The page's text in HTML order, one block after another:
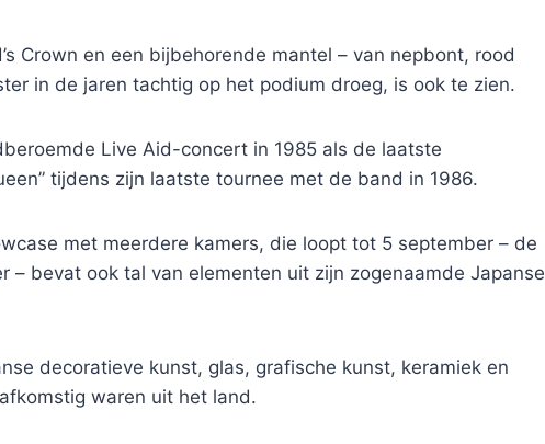
Crown en een bijbehorende mantel – van nepbont, rood
in de jaren tachtig op het podium droeg, is ook te zien.
Live Aid-concert in 1985 als de laatste
tijdens zijn laatste tournee met de band in 1986.
met meerdere kamers, die loopt tot 5 september – de
– bevat ook tal van elementen uit zijn zogenaamde Japanse
decoratieve kunst, glas, grafische kunst, keramiek en
waren uit het land.